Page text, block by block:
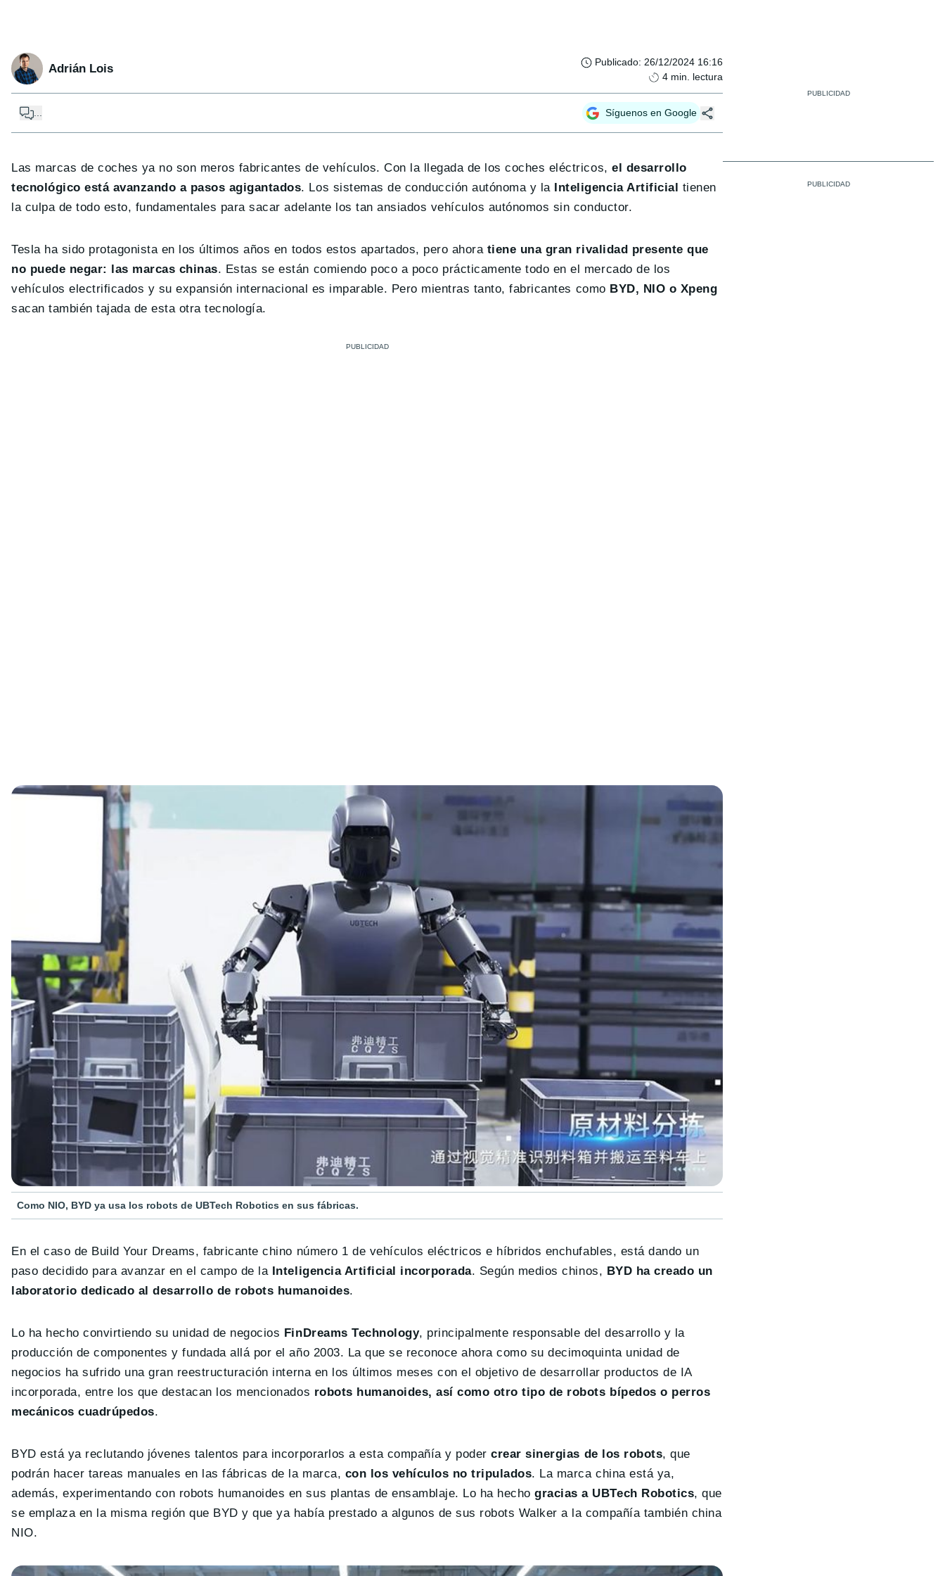
Adrián Lois Publicado: 26/12/2024 16:16
4 min. lectura
... Síguenos en Google
Las marcas de coches ya no son meros fabricantes de vehículos. Con la llegada de los coches eléctricos,el desarrollo
tecnológico está avanzando a pasos agigantados. Los sistemas de conducción autónoma y la Inteligencia Artificial tienen
la culpa de todo esto, fundamentales para sacar adelante los tan ansiados vehículos autónomos sin conductor.
Tesla ha sido protagonista en los últimos años en todos estos apartados, pero ahora tiene una gran rivalidad presente que
no puede negar: las marcas chinas. Estas se están comiendo poco a poco prácticamente todo en el mercado de los
vehículos electrificados y su expansión internacional es imparable. Pero mientras tanto, fabricantes como BYD, NIO o Xpeng
sacan también tajada de esta otra tecnología.
Como NIO, BYD ya usa los robots de UBTech Robotics en sus fábricas.
En el caso de Build Your Dreams, fabricante chino número 1 de vehículos eléctricos e híbridos enchufables, está dando un
paso decidido para avanzar en el campo de la Inteligencia Artificial incorporada. Según medios chinos, BYD ha creado un
laboratorio dedicado al desarrollo de robots humanoides.
Lo ha hecho convirtiendo su unidad de negocios FinDreams Technology, principalmente responsable del desarrollo y la
producción de componentes y fundada allá por el año 2003. La que se reconoce ahora como su decimoquinta unidad de
negocios ha sufrido una gran reestructuración interna en los últimos meses con el objetivo de desarrollar productos de IA
incorporada, entre los que destacan los mencionados robots humanoides, así como otro tipo de robots bípedos o perros
mecánicos cuadrúpedos.
BYD está ya reclutando jóvenes talentos para incorporarlos a esta compañía y podercrear sinergias de los robots, que
podrán hacer tareas manuales en las fábricas de la marca, con los vehículos no tripulados. La marca china está ya,
además, experimentando con robots humanoides en sus plantas de ensamblaje. Lo ha hechogracias a UBTech Robotics, que
se emplaza en la misma región que BYD y que ya había prestado a algunos de sus robots Walker a la compañía también china
NIO.